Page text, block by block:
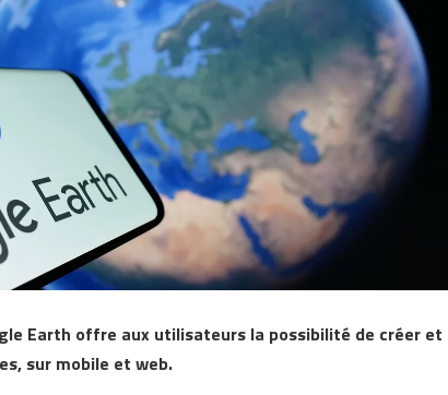
Earth offre aux utilisateurs la possibilité de créer et
sur mobile et web.